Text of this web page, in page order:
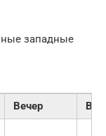
западные
Вечер